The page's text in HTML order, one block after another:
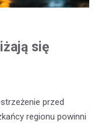
się
przed
regionu powinni